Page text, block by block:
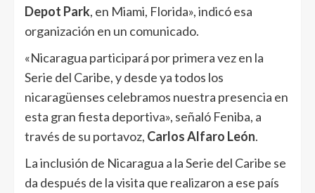
Depot Park, en Miami, Florida», indicó esa
organización en un comunicado.
«Nicaragua participará por primera vez en la
Serie del Caribe, y desde ya todos los
nicaragüenses celebramos nuestra presencia en
esta gran fiesta deportiva», señaló Feniba, a
través de su portavoz, Carlos Alfaro León.
La inclusión de Nicaragua a la Serie del Caribe se
da después de la visita que realizaron a ese país